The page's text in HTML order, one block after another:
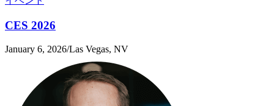
CES 2026
January 6, 2026/Las Vegas, NV